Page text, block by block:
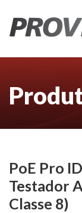
PoE Pro
Testador
Classe 8)